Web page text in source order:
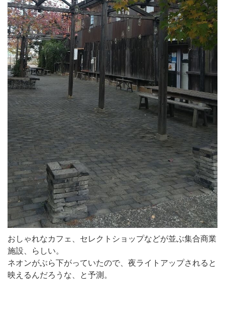
おしゃれなカフェ、セレクトショップなどが並ぶ集合商業
施設、らしい。
ネオンがぶら下がっていたので、夜ライトアップされると
映えるんだろうな、と予測。